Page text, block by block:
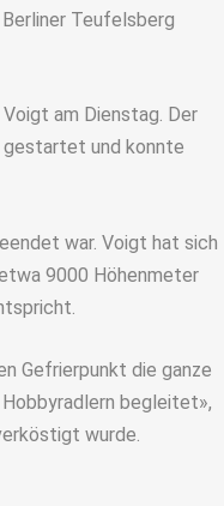
Teufelsberg
am Dienstag. Der
gestartet und konnte
war. Voigt hat sich
9000 Höhenmeter
Gefrierpunkt die ganze
begleitet»,
wurde.